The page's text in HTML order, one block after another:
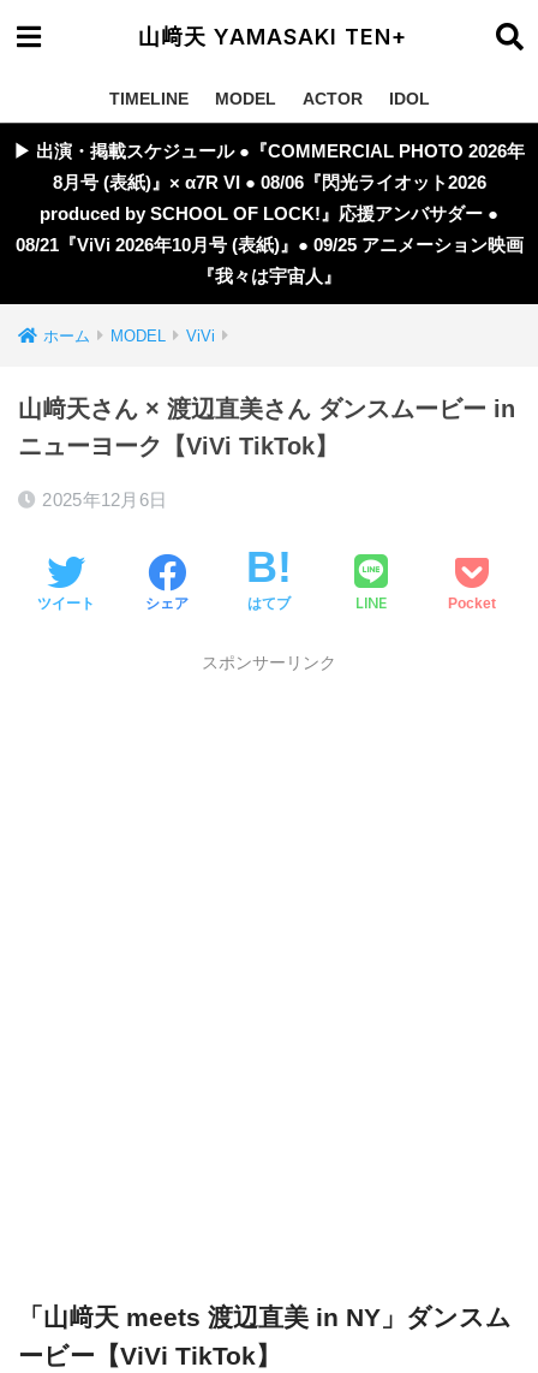
山﨑天 YAMASAKI TEN+
TIMELINE MODEL ACTOR IDOL
▶︎ 出演・掲載スケジュール ●『COMMERCIAL PHOTO 2026年
8月号 (表紙)』× α7R VI ● 08/06『閃光ライオット2026
produced by SCHOOL OF LOCK!』応援アンバサダー ●
08/21『ViVi 2026年10月号 (表紙)』● 09/25 アニメーション映画
『我々は宇宙人』
ホーム MODEL ViVi
山﨑天さん × 渡辺直美さん ダンスムービー in
ニューヨーク【ViVi TikTok】
2025年12月6日
ツイート シェア はてブ LINE Pocket
スポンサーリンク
「山﨑天 meets 渡辺直美 in NY」ダンスム
ービー【ViVi TikTok】